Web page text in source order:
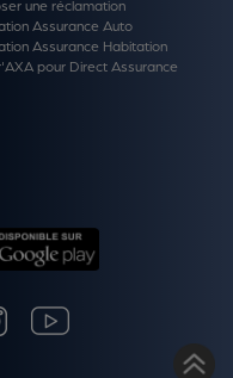
une réclamation
Assurance Auto
Assurance Habitation
pour Direct Assurance